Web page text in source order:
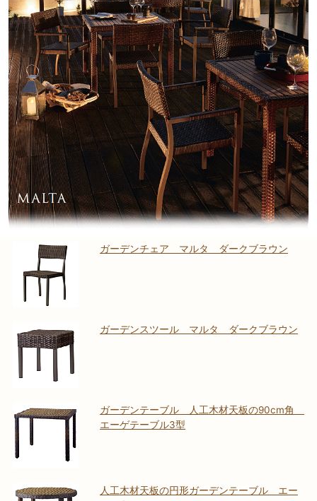
ガーデンチェア マルタ ダークブラウン
ガーデンスツール マルタ ダークブラウン
ガーデンテーブル 人工木材天板の90cm角
エーゲテーブル3型
人工木材天板の円形ガーデンテーブル エー